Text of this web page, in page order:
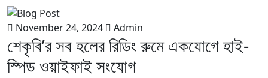
November 24, 2024 Admin
শেকৃবি’র সব হলের রিডিং রুমে একযোগে হাই-
স্পিড ওয়াইফাই সংযোগ